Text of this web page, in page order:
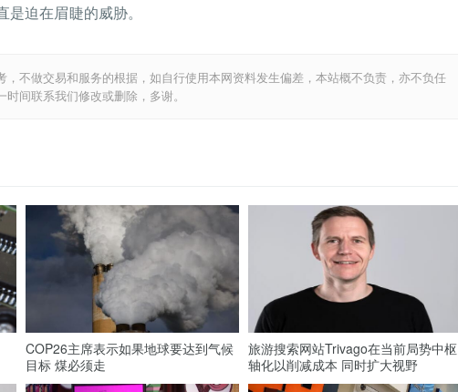
迫在眉睫的威胁。
，不做交易和服务的根据，如自行使用本网资料发生偏差，本站概不负责，亦不负任
间联系我们修改或删除，多谢。
COP26主席表示如果地球要达到气候
目标 煤必须走
旅游搜索网站Trivago在当前局势中枢
轴化以削减成本 同时扩大视野